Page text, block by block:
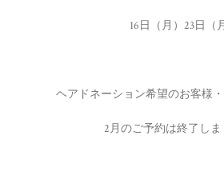
16日（月）23日（
ヘアドネーション希望のお客様
2月のご予約は終了しま